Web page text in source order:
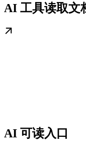
AI 工具读取文
AI 可读入口